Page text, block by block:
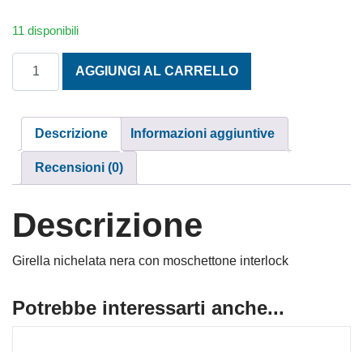
11 disponibili
AGGIUNGI AL CARRELLO
Descrizione Informazioni aggiuntive
Recensioni (0)
Descrizione
Girella nichelata nera con moschettone interlock
Potrebbe interessarti anche...